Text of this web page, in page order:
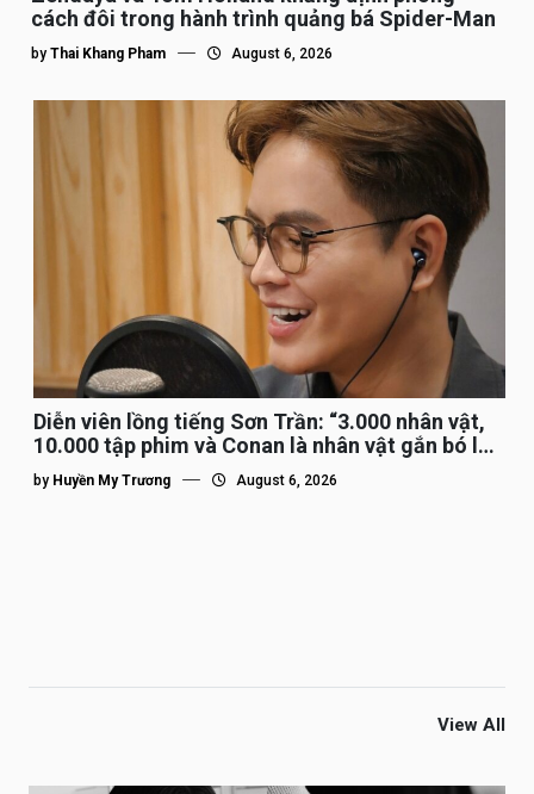
cách đôi trong hành trình quảng bá Spider-Man
by Thai Khang Pham August 6, 2026
Diễn viên lồng tiếng Sơn Trần: “3.000 nhân vật,
10.000 tập phim và Conan là nhân vật gắn bó lâu
nhất”
by Huyền My Trương August 6, 2026
View All